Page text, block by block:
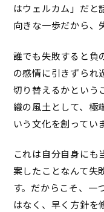
はウェルカム」だと
向きな一歩だから、
誰でも失敗すると負
の感情に引きずられ
切り替えるかという
織の風土として、極
いう文化を創ってい
これは自分自身にも
案したことなんて失
す。だからこそ、一
はなく、早く方針を